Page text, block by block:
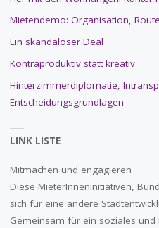
Mietendemo: Organisation,
Ein skandalöser Deal
Kontraproduktiv statt kreativ
Hinterzimmerdiplomatie,
Entscheidungsgrundlagen
LINK LISTE
Mitmachen und engagieren
Diese MieterInneninitiativen,
sich für eine andere
Gemeinsam für ein soziales und